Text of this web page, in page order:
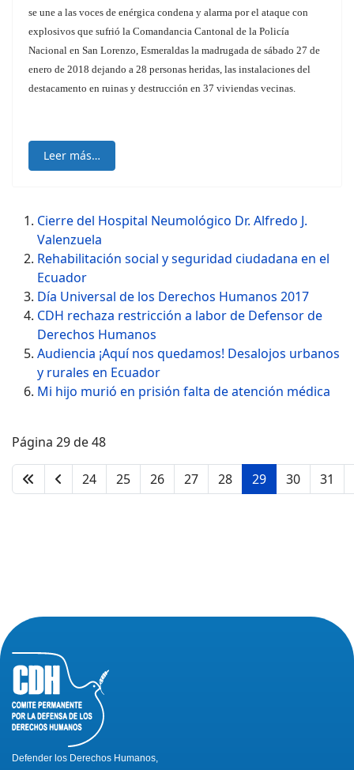
se une a las voces de enérgica condena y alarma por el ataque con
explosivos que sufrió la Comandancia Cantonal de la Policía
Nacional en San Lorenzo, Esmeraldas la madrugada de sábado 27 de
enero de 2018 dejando a 28 personas heridas, las instalaciones del
destacamento en ruinas y destrucción en 37 viviendas vecinas.
Leer más…
Cierre del Hospital Neumológico Dr. Alfredo J.
Valenzuela
Rehabilitación social y seguridad ciudadana en el
Ecuador
Día Universal de los Derechos Humanos 2017
CDH rechaza restricción a labor de Defensor de
Derechos Humanos
Audiencia ¡Aquí nos quedamos! Desalojos urbanos
y rurales en Ecuador
Mi hijo murió en prisión falta de atención médica
Página 29 de 48
24 25 26 27 28 29 30 31
Defender los Derechos Humanos,